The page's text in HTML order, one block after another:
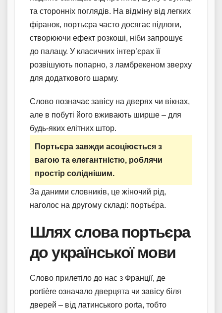
та сторонніх поглядів. На відміну від легких
фіранок, портьєра часто досягає підлоги,
створюючи ефект розкоші, ніби запрошує
до палацу. У класичних інтер’єрах її
розвішують попарно, з ламбрекеном зверху
для додаткового шарму.
Слово позначає завісу на дверях чи вікнах,
але в побуті його вживають ширше – для
будь-яких елітних штор.
Портьєра завжди асоціюється з
вагою та елегантністю, роблячи
простір соліднішим.
За даними словників, це жіночий рід,
наголос на другому складі: портьє́ра.
Шлях слова портьєра
до української мови
Слово прилетіло до нас з Франції, де
portière означало дверцята чи завісу біля
дверей – від латинського porta, тобто